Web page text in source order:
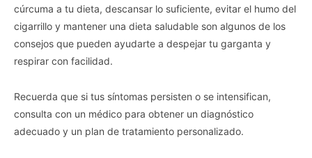
cúrcuma a tu dieta, descansar lo suficiente, evitar el humo del
cigarrillo y mantener una dieta saludable son algunos de los
consejos que pueden ayudarte a despejar tu garganta y
respirar con facilidad.
Recuerda que si tus síntomas persisten o se intensifican,
consulta con un médico para obtener un diagnóstico
adecuado y un plan de tratamiento personalizado.